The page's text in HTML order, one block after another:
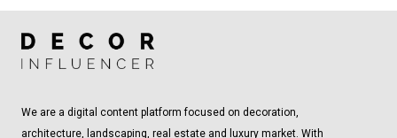
We are a digital content platform focused on decoration,
architecture, landscaping, real estate and luxury market. With